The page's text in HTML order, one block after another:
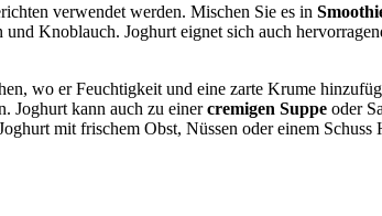
verwendet werden. Mischen Sie es in
Knoblauch. Joghurt eignet sich auch
wo er Feuchtigkeit und eine zarte Krume
Joghurt kann auch zu einercremigen Suppe oder
mit frischem Obst, Nüssen oder einem